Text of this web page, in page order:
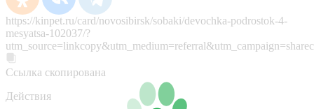
https://kinpet.ru/card/novosibirsk/sobaki/devochka-podrostok-4-
mesyatsa-102037/?
Ссылка скопирована
Действия